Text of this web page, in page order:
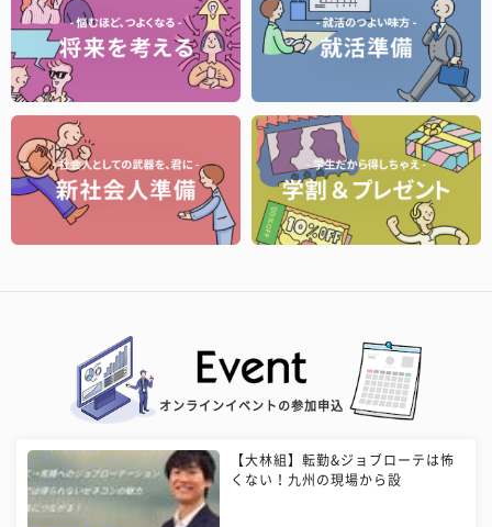
オンラインイベントの参加申込
【大林組】転勤&ジョブローテは怖
くない！九州の現場から設